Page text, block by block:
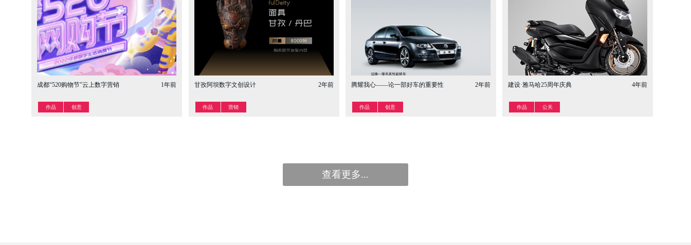
成都“520购物节”云上数字营销 1年前
作品 创意
甘孜阿坝数字文创设计 2年前
作品 营销
腾耀我心——论一部好车的重要性 2年前
作品 创意
建设·雅马哈25周年庆典 4年前
作品 公关
查看更多...
查看更多...